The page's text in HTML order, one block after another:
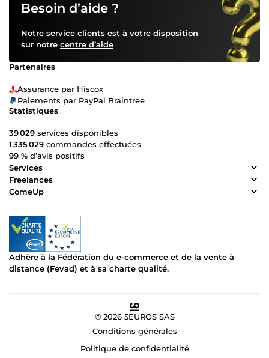
Besoin d’aide ?
Notre service clients est à votre disposition
sur notre centre d’aide
Partenaires
Assurance par Hiscox
Paiements par PayPal Braintree
Statistiques
39 029 services disponibles
1 335 029 commandes effectuées
99 % d’avis positifs
Services
Freelances
ComeUp
Adhère à la Fédération du e-commerce et de la vente à
distance (Fevad) et à sa charte qualité.
© 2026 5EUROS SAS
Conditions générales
Politique de confidentialité